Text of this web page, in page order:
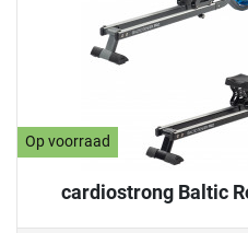
zorgt
van
roeier
een
Op voorraad
cardiostrong Baltic